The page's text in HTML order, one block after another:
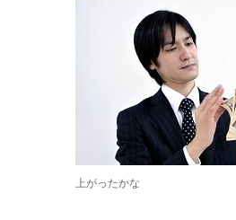
上がったかな